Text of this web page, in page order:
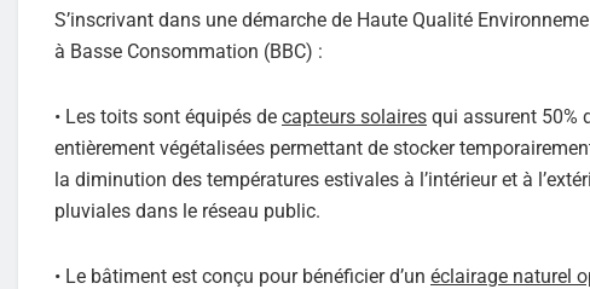
S’inscrivant dans une démarche de Haute Qualité
à Basse Consommation (BBC) :
• Les toits sont équipés de capteurs solaires qui assurent 50%
entièrement végétalisées permettant de stocker
la diminution des températures estivales à l’intérieur et à
pluviales dans le réseau public.
• Le bâtiment est conçu pour bénéficier d’un éclairage naturel